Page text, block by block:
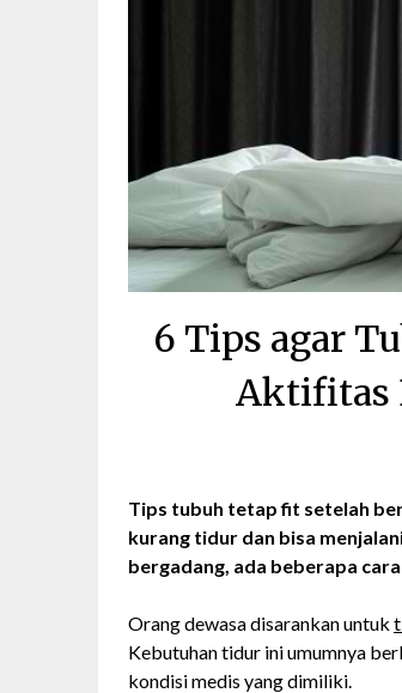
6 Tips agar
Aktifitas
Tips tubuh tetap fit setelah
kurang tidur dan bisa
bergadang, ada beberapa cara
Orang dewasa disarankan untuk
Kebutuhan tidur ini umumnya
kondisi medis yang dimiliki.